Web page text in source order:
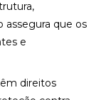
assegura que os
e
direitos